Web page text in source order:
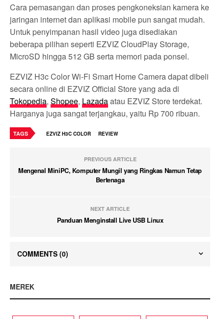
Cara pemasangan dan proses pengkoneksian kamera ke
jaringan internet dan aplikasi mobile pun sangat mudah.
Untuk penyimpanan hasil video juga disediakan
beberapa pilihan seperti EZVIZ CloudPlay Storage,
MicroSD hingga 512 GB serta memori pada ponsel.
EZVIZ H3c Color Wi-Fi Smart Home Camera dapat dibeli
secara online di EZVIZ Official Store yang ada di
Tokopedia,Shopee, Lazadaatau EZVIZ Store terdekat.
Harganya juga sangat terjangkau, yaitu Rp 700 ribuan.
TAGS EZVIZ H3C COLOR REVIEW
PREVIOUS ARTICLE
Mengenal MiniPC, Komputer Mungil yang Ringkas Namun Tetap
Bertenaga
NEXT ARTICLE
Panduan Menginstall Live USB Linux
COMMENTS (0)
MEREK